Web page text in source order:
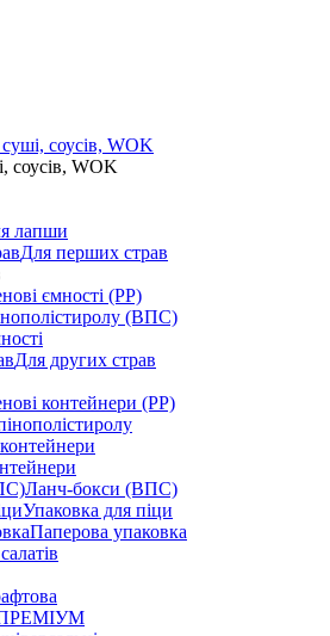
соусів, WOK
соусів, WOK
лапши
Для перших страв
ємності (PP)
(ВПС)
Для других страв
контейнери (PP)
Ланч-бокси (ВПС)
Упаковка для піци
Паперова упаковка
ПРЕМІУМ